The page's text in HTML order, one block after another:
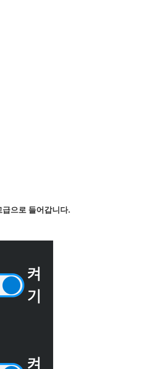
으로 들어갑니다.